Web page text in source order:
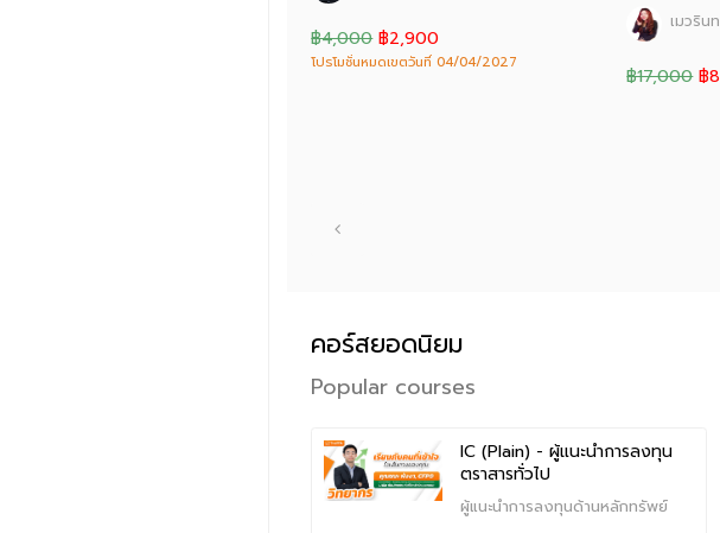
฿4,000 ฿2,900
โปรโมชั่นหมดเขตวันที่ 04/04/2027
เมวริน
฿17,000 ฿
คอร์สยอดนิยม
Popular courses
IC (Plain) - ผู้แนะนำการลงทุน
ตราสารทั่วไป
ผู้แนะนำการลงทุนด้านหลักทรัพย์